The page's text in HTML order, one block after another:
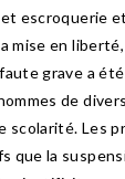
escroquerie
mise en
grave a
de
scolarité. Les
que la